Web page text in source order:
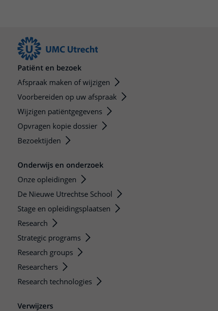
Patiënt en bezoek
Afspraak maken of wijzigen
Voorbereiden op uw afspraak
Wijzigen patiëntgegevens
Opvragen kopie dossier
Bezoektijden
Onderwijs en onderzoek
Onze opleidingen
De Nieuwe Utrechtse School
Stage en opleidingsplaatsen
Research
Strategic programs
Research groups
Researchers
Research technologies
Verwijzers